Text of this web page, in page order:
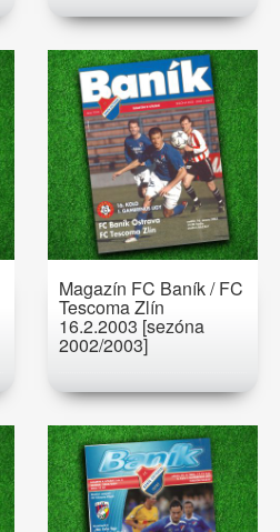
Magazín FC Baník / FC
Tescoma Zlín
16.2.2003 [sezóna
2002/2003]